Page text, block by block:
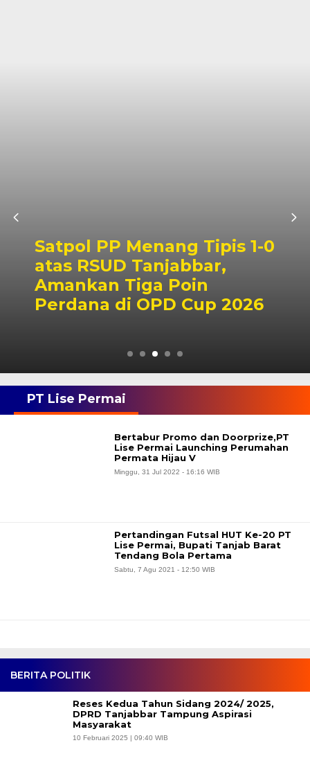
Satpol PP Menang Tipis 1-0
atas RSUD Tanjabbar,
Amankan Tiga Poin
Perdana di OPD Cup 2026
BERITA POLITIK
Reses Kedua Tahun Sidang 2024/ 2025,
DPRD Tanjabbar Tampung Aspirasi
Masyarakat
10 Februari 2025 | 09:40 WIB
PT Lise Permai
Bertabur Promo dan Doorprize,PT
Lise Permai Launching Perumahan
Permata Hijau V
Minggu, 31 Jul 2022 - 16:16 WIB
Pertandingan Futsal HUT Ke-20 PT
Lise Permai, Bupati Tanjab Barat
Tendang Bola Pertama
Sabtu, 7 Agu 2021 - 12:50 WIB